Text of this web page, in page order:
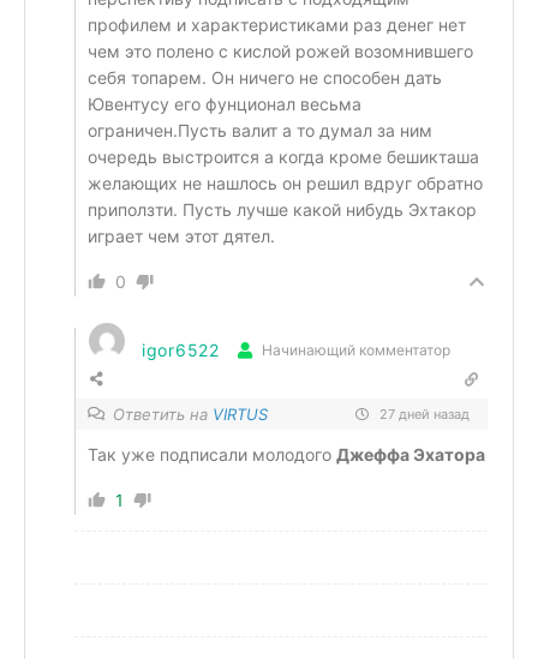
профилем и характеристиками раз денег нет
чем это полено с кислой рожей возомнившего
себя топарем. Он ничего не способен дать
Ювентусу его фунционал весьма
ограничен.Пусть валит а то думал за ним
очередь выстроится а когда кроме бешикташа
желающих не нашлось он решил вдруг обратно
приползти. Пусть лучше какой нибудь Эхтакор
играет чем этот дятел.
0
igor6522 Начинающий комментатор
Ответить на VIRTUS 27 дней назад
Так уже подписали молодого Джеффа Эхатора
1